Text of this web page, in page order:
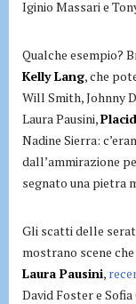
Iginio Massari e
Qualche esempio?
Kelly Lang, che
Will Smith, Johnny
Laura Pausini,
Nadine Sierra:
dall’ammirazione
segnato una pietra
Gli scatti delle
mostrano scene
Laura Pausini,
David Foster e